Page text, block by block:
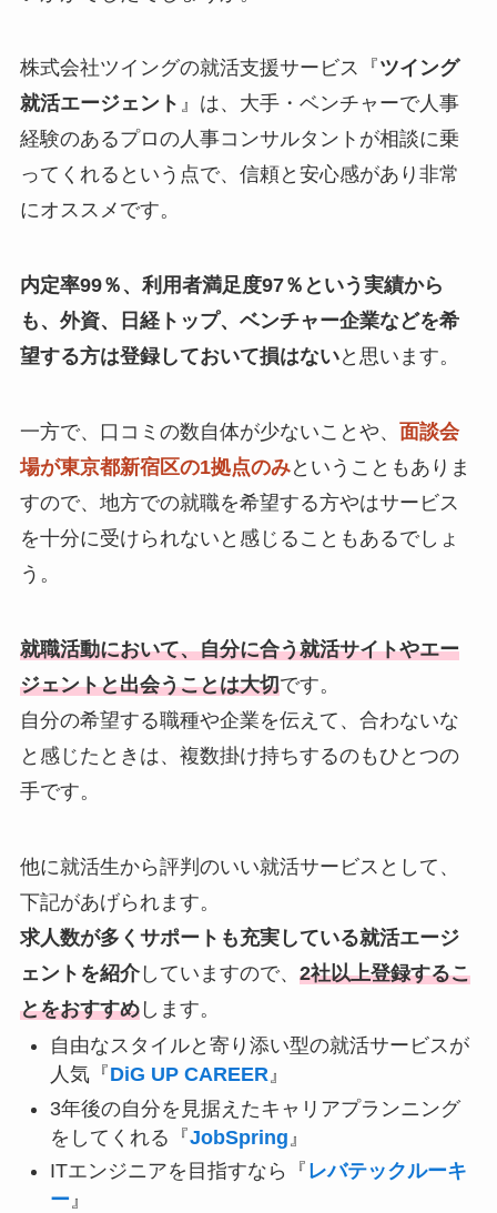
株式会社ツイングの就活支援サービス『ツイング
就活エージェント 』は、大手・ベンチャーで人事
経験のあるプロの人事コンサルタントが相談に乗
ってくれるという点で、信頼と安心感があり非常
にオススメです。
内定率99％、利用者満足度97％という実績から
も、外資、日経トップ、ベンチャー企業などを希
望する方は登録しておいて損はないと思います。
一方で、口コミの数自体が少ないことや、 面談会
場が東京都新宿区の1拠点のみということもありま
すので、地方での就職を希望する方やはサービス
を十分に受けられないと感じることもあるでしょ
う。
就職活動において、自分に合う就活サイトやエー
ジェントと出会うことは大切です。
自分の希望する職種や企業を伝えて、合わないな
と感じたときは、複数掛け持ちするのもひとつの
手です。
他に就活生から評判のいい就活サービスとして、
下記があげられます。
求人数が多くサポートも充実している就活エージ
ェントを紹介していますので、 2社以上登録するこ
とをおすすめします。
自由なスタイルと寄り添い型の就活サービスが
人気『DiG UP CAREER』
3年後の自分を見据えたキャリアプランニング
をしてくれる『JobSpring 』
ITエンジニアを目指すなら『 レバテックルーキ
ー』